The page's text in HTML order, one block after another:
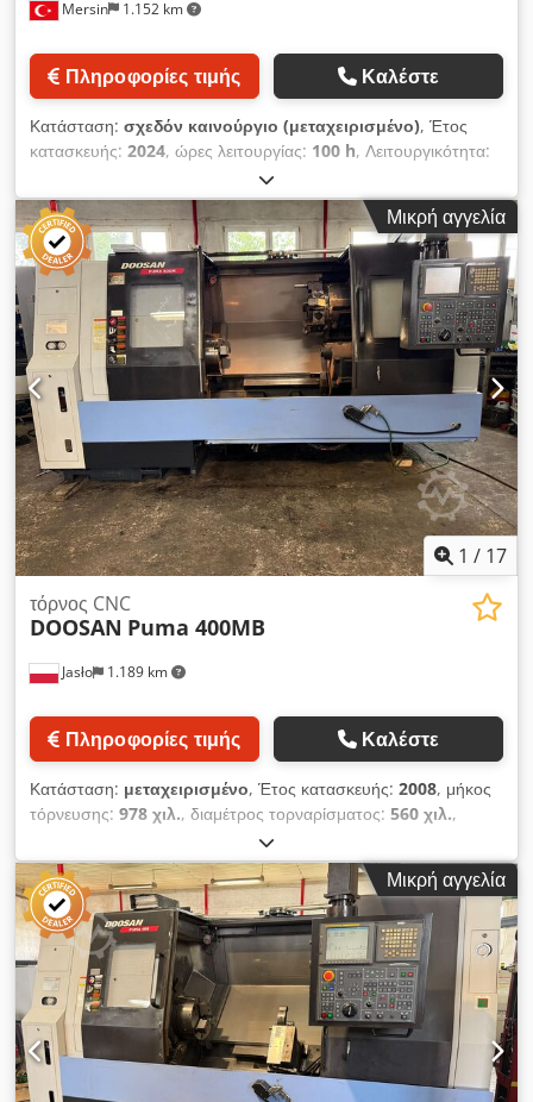
Mersin 1.152 km
Πληροφορίες τιμής Καλέστε
Κατάσταση: σχεδόν καινούργιο (μεταχειρισμένο), Έτος
κατασκευής: 2024, ώρες λειτουργίας: 100 h, Λειτουργικότητα:
, DN Solutions LYNX 2100LC – Μοντέλο
2024 Dedpfxszpfi Hj Ab Sskr Έτος κατασκευής: 2024
Υδραυλικό τσοκ 10 ιντσών Κέντρο τόρνευσης CNC 2 αξόνων
Σερβοτουρέτα με 10 θέσεις Σύστημα ελέγχου CNC FANUC i
Plus Μέγιστη διάμετρος τόρνευσης: Ø350 mm Μέγιστο μήκος
τόρνευσης: 537 mm Ταχύτητα κύριου άξονα: 3.500 στροφές
ανά λεπτό Κινητήρας κύριου άξονα: 18,5 kW Μέγιστη ροπή
άξονα: 269 Nm Διαδρομή άξονα X: 205 mm Διαδρομή άξονα Z:
560 mm Ταχεία κίνηση: 30 m/λεπτό (άξονας X), 36 m/λεπτό
(άξονας Z) Μεταφορέας ροκανιδιών Συμπαγές μηχάνημα
υψηλής ακαμψίας Ιδανικό για εφαρμογές βαριάς χρήσης Κατά
προσέγγιση βάρος μηχανήματος: 3.450 kg
Μικρή αγγελία
1 / 17
Jasło 1.189 km
τόρνος CNC
DOOSAN Puma 400MB
Πληροφορίες τιμής Καλέστε
Κατάσταση: μεταχειρισμένο, Έτος κατασκευής: 2008, μήκος
τόρνευσης: 978 χιλ., διαμέτρος τορναρίσματος: 560 χιλ.,
, μέγιστη ταχύτητα ατράκτου:
στρ./λ., Τορνευτικό κέντρο CNC 3 αξόνων Doosan Puma
400MB Άξονας C με δυνατότητα κίνησης εργαλείων Έτος
κατασκευής: 2008 Σύστημα ελέγχου Fanuc 21iTB με
χειροκίνητο οδηγό Μέγιστη διάμετρος τόρνευσης: 560mm
Μέγιστο μήκος τόρνευσης: 980mm Διαδρομή άξονα Z:
-1100mm Τσόκα: 380mm Διάμετρος άξονα: 116,5mm
Μέγιστες στροφές άξονα: 2000 Μετάδοση άξονα: χαμηλή/
υψηλή ταχύτητα Κεφαλή για 12 εργαλεία BMT 75 Αισθητήρας
μέτρησης Ουρά Σύστημα απομάκρυνσης γκορτζολιών με
δοχείο και αντλία Dksdpfx Aozk Hikob Ssr Τεχνική τεκμηρίωση
Μικρή αγγελία